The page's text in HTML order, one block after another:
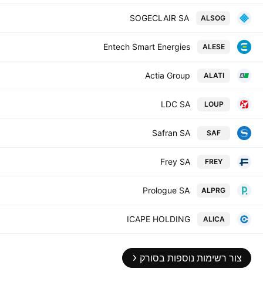
ALSOG
SOGECLAIR SA
ALESE
Entech Smart Energies
ALATI
Actia Group
LOUP
LDC SA
SAF
Safran SA
FREY
Frey SA
ALPRG
Prologue SA
ALICA
ICAPE HOLDING
צור רשימות נוספות בסורק